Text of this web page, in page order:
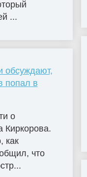
...
обсуждают,
попал в
о
Киркорова.
как
что